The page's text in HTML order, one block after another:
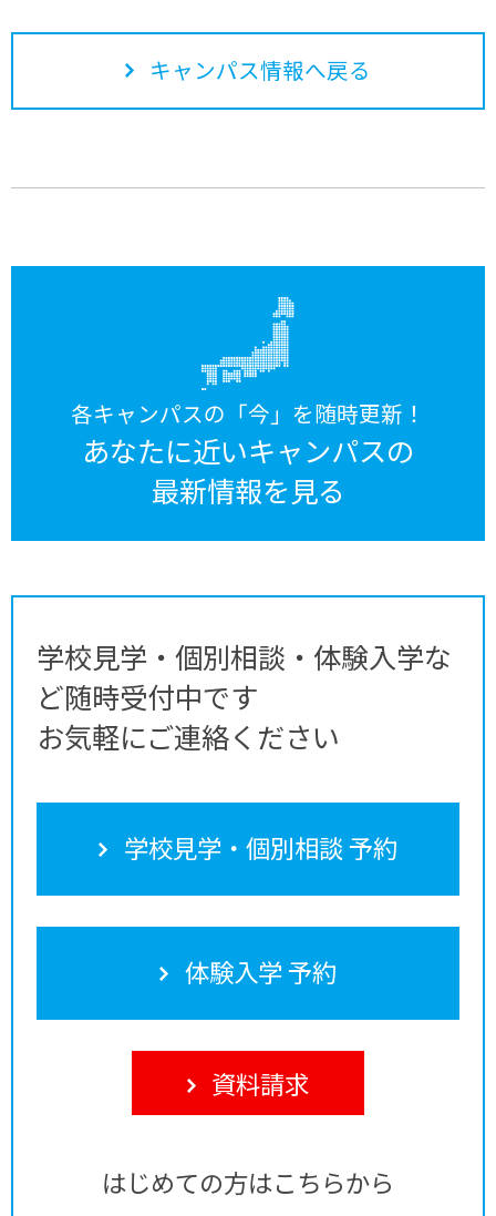
キャンパス情報へ戻る
各キャンパスの「今」を随時更新！
あなたに近いキャンパスの
最新情報を見る
学校見学・個別相談・体験入学な
ど随時受付中です
お気軽にご連絡ください
学校見学・個別相談 予約
体験入学 予約
資料請求
はじめての方はこちらから